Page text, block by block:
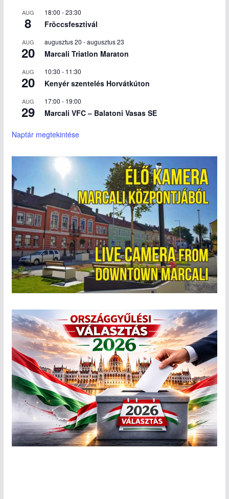
AUG
8
18:00 -23:30
Fröccsfesztivál
AUG
20
augusztus 20 -augusztus 23
Marcali Triatlon Maraton
AUG
20
10:30 - 11:30
Kenyér szentelés Horvátkúton
AUG
29
17:00 - 19:00
Marcali VFC – Balatoni Vasas SE
Naptár megtekintése